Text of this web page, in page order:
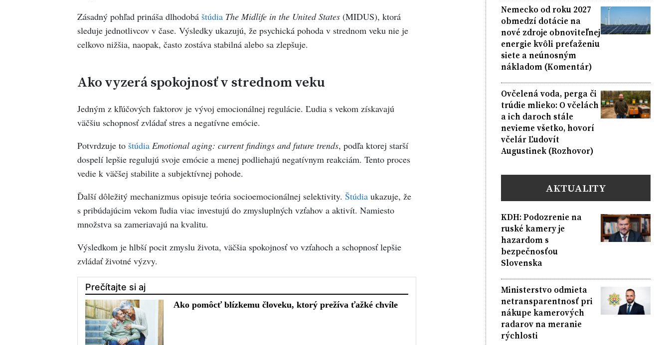
Zásadný pohľad prináša dlhodobá štúdia The Midlife in the United States(MIDUS), ktorá
sleduje jednotlivcov v čase. Výsledky ukazujú, že psychická pohoda v strednom veku nie je
celkovo nižšia, naopak, často zostáva stabilná alebo sa zlepšuje.
Ako vyzerá spokojnosť v strednom veku
Jedným z kľúčových faktorov je vývoj emocionálnej regulácie. Ľudia s vekom získavajú
väčšiu schopnosť zvládať stres a negatívne emócie.
Potvrdzuje to štúdia Emotional aging: current findings and future trends, podľa ktorej starší
dospelí lepšie regulujú svoje emócie a menej podliehajú negatívnym reakciám. Tento proces
vedie k väčšej stabilite a subjektívnej pohode.
Ďalší dôležitý mechanizmus opisuje teória socioemocionálnej selektivity. Štúdiaukazuje, že
s pribúdajúcim vekom ľudia viac investujú do zmysluplných vzťahov a aktivít. Namiesto
množstva sa zameriavajú na kvalitu.
Výsledkom je hlbší pocit zmyslu života, väčšia spokojnosť vo vzťahoch a schopnosť lepšie
zvládať životné výzvy.
Nemecko od roku 2027
obmedzí dotácie na
nové zdroje obnoviteľnej
energie kvôli preťaženiu
siete a neúnosným
nákladom (Komentár)
Ovčelená voda, perga či
trúdie mlieko: O včelách
a ich daroch stále
nevieme všetko, hovorí
včelár Ľudovít
Augustinek (Rozhovor)
AKTUALITY
KDH: Podozrenie na
ruské kamery je
hazardom s
bezpečnosťou
Slovenska
Ministerstvo odmieta
netransparentnosť pri
nákupe kamerových
radarov na meranie
rýchlosti